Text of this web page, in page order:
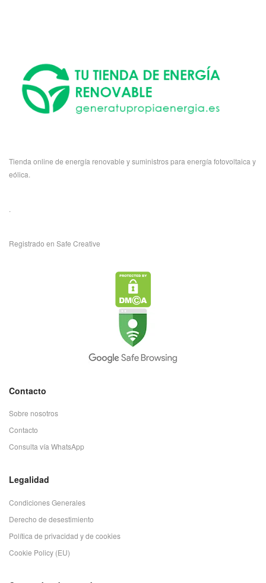
Tienda online de energía renovable y suministros para energía fotovoltaica y
eólica.
.
Registrado en Safe Creative
Contacto
Sobre nosotros
Contacto
Consulta vía WhatsApp
Legalidad
Condiciones Generales
Derecho de desestimiento
Política de privacidad y de cookies
Cookie Policy (EU)